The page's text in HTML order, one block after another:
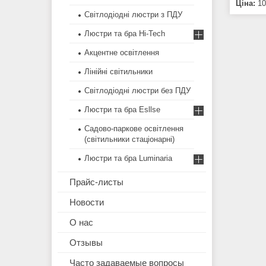
Ціна:
Світлодіодні люстри з ПДУ
Люстри та бра Hi-Tech
Акцентне освітлення
Лінійні світильники
Світлодіодні люстри без ПДУ
Люстри та бра Esllse
Садово-паркове освітлення
(світильники стаціонарні)
Люстри та бра Luminaria
Прайс-листы
Новости
О нас
Отзывы
Часто задаваемые вопросы